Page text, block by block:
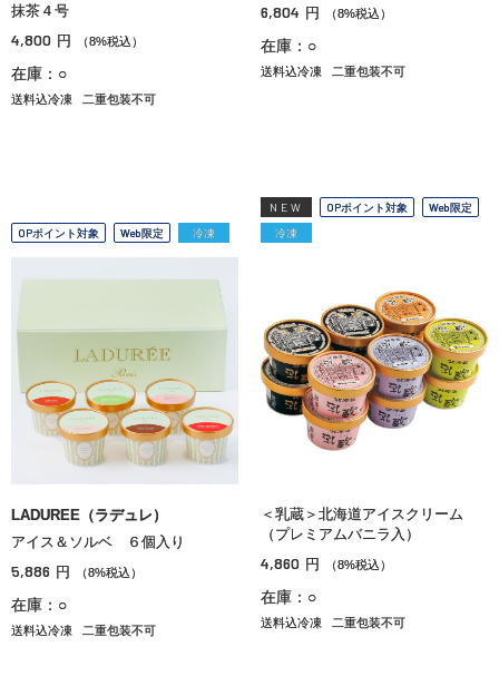
抹茶４号
4,800 円 （8%税込）
在庫：○
送料込冷凍 二重包装不可
6,804 円 （8%税込）
在庫：○
送料込冷凍 二重包装不可
OPポイント対象 Web限定 冷凍
LADUREE（ラデュレ）
アイス＆ソルベ ６個入り
5,886 円 （8%税込）
在庫：○
送料込冷凍 二重包装不可
NEW OPポイント対象
Web限定
冷凍
＜乳蔵＞北海道アイスクリーム
（プレミアムバニラ入）
4,860 円 （8%税込）
在庫：○
送料込冷凍 二重包装不可